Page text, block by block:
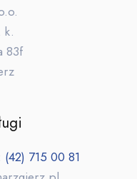
k.
83f
(42) 715 00 81